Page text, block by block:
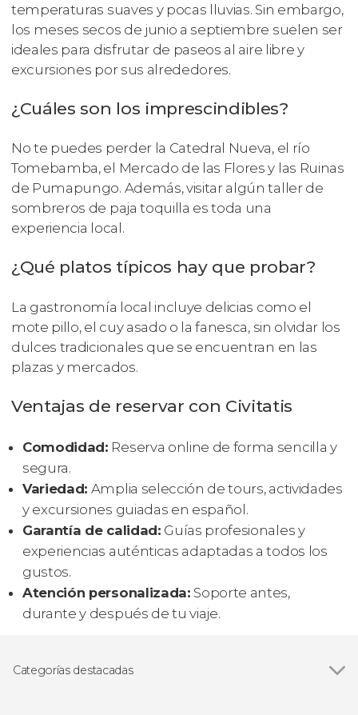
temperaturas suaves y pocas lluvias. Sin embargo,
los meses secos de junio a septiembre suelen ser
ideales para disfrutar de paseos al aire libre y
excursiones por sus alrededores.
¿Cuáles son los imprescindibles?
No te puedes perder la Catedral Nueva, el río
Tomebamba, el Mercado de las Flores y las Ruinas
de Pumapungo. Además, visitar algún taller de
sombreros de paja toquilla es toda una
experiencia local.
¿Qué platos típicos hay que probar?
La gastronomía local incluye delicias como el
mote pillo, el cuy asado o la fanesca, sin olvidar los
dulces tradicionales que se encuentran en las
plazas y mercados.
Ventajas de reservar con Civitatis
Comodidad: Reserva online de forma sencilla y
segura.
Variedad: Amplia selección de tours, actividades
y excursiones guiadas en español.
Garantía de calidad: Guías profesionales y
experiencias auténticas adaptadas a todos los
gustos.
Atención personalizada: Soporte antes,
durante y después de tu viaje.
Categorías destacadas